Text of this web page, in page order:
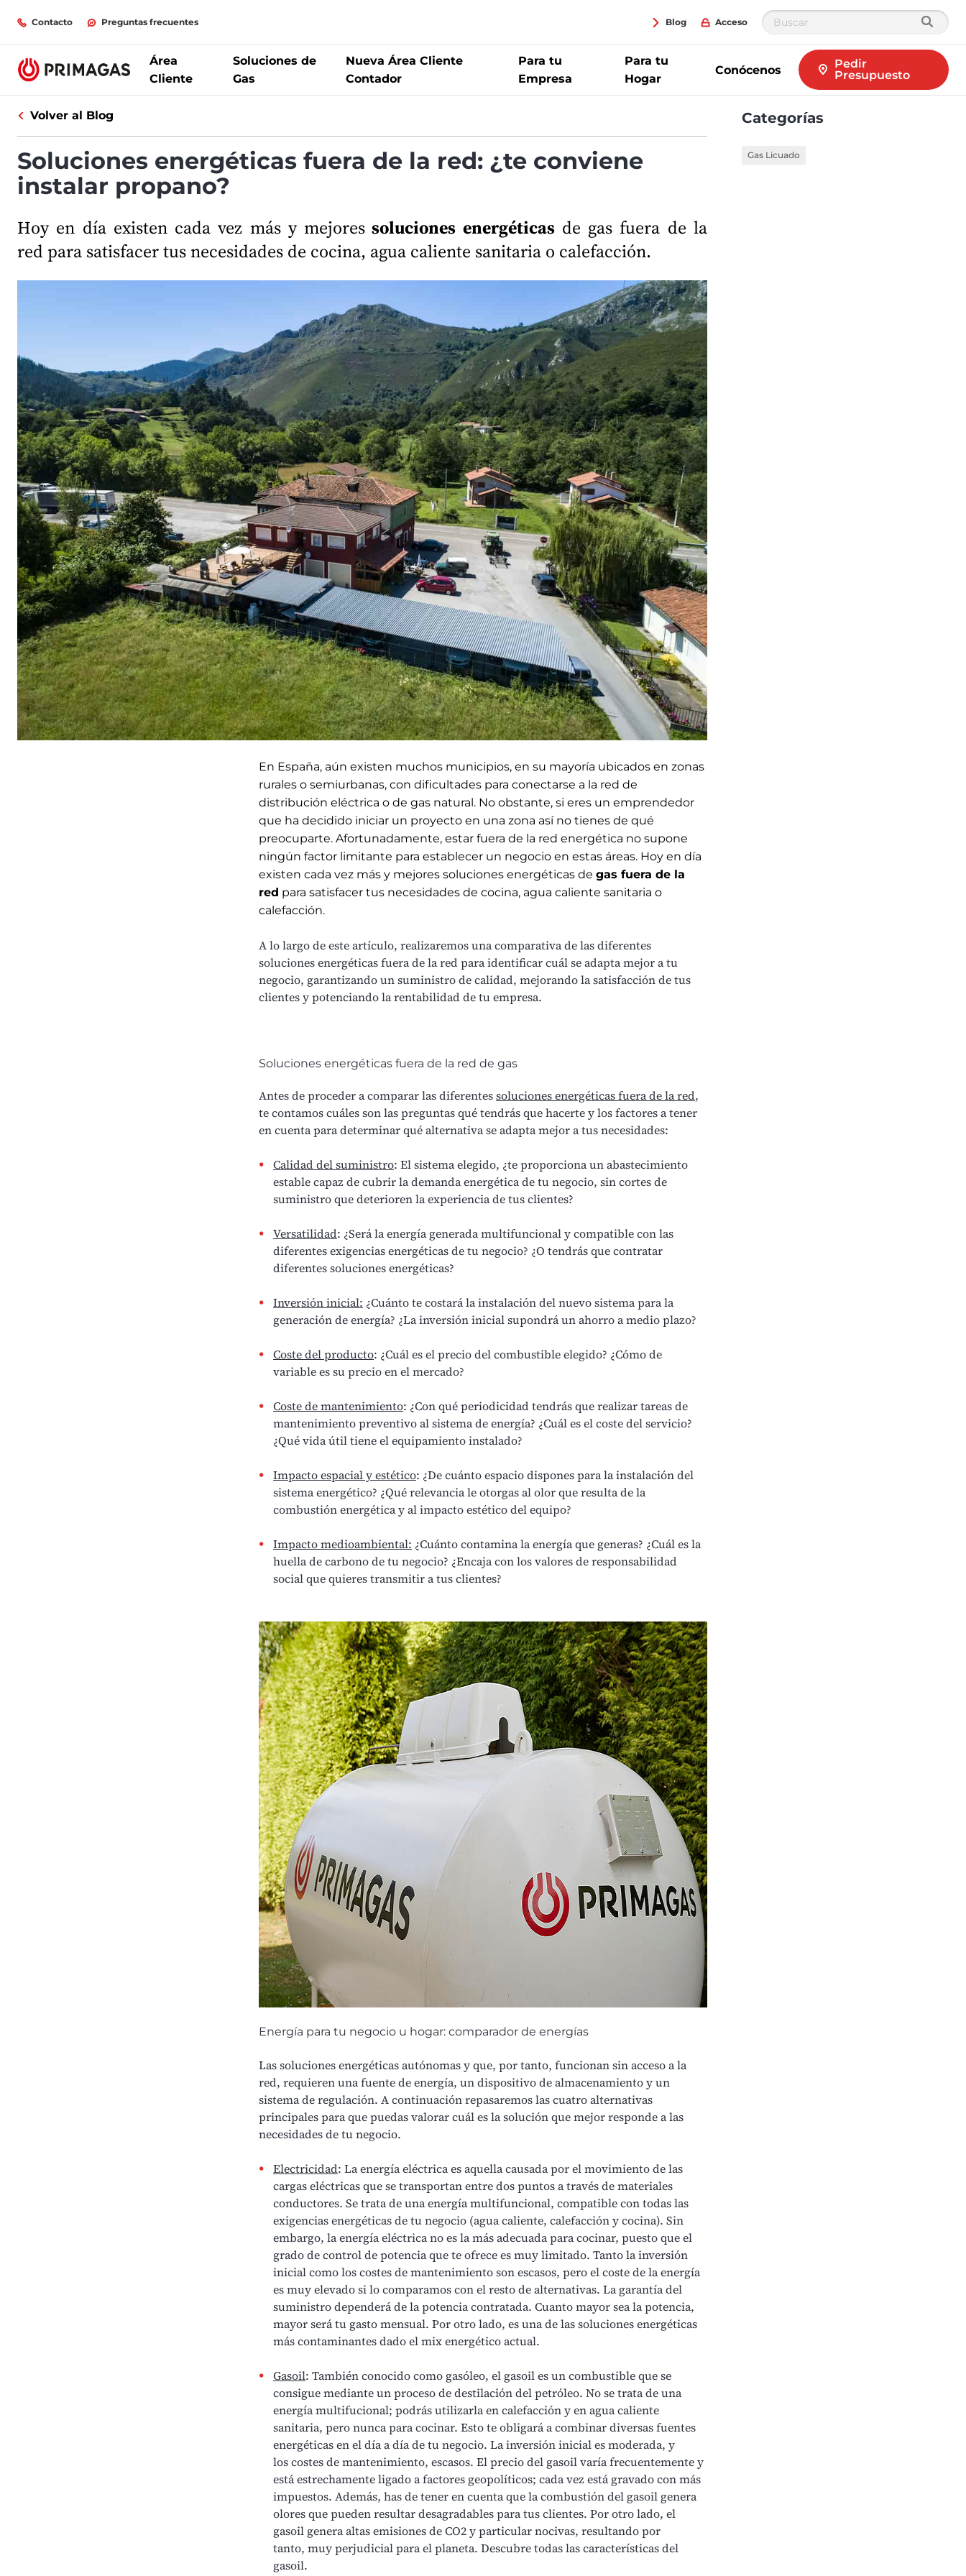
Contacto Preguntas frecuentes Blog Acceso
Área
Cliente
Soluciones de
Gas
Nueva Área Cliente
Contador
Para tu
Empresa
Para tu
Hogar
Conócenos
Pedir
Presupuesto
Volver al Blog
Soluciones energéticas fuera de la red: ¿te conviene
instalar propano?
Hoy en día existen cada vez más y mejores soluciones energéticasde gas fuera de la
red para satisfacer tus necesidades de cocina, agua caliente sanitaria o calefacción.
Categorías
Gas Licuado
En España, aún existen muchos municipios, en su mayoría ubicados en zonas
rurales o semiurbanas, con dificultades para conectarse a la red de
distribución eléctrica o de gas natural. No obstante, si eres un emprendedor
que ha decidido iniciar un proyecto en una zona así no tienes de qué
preocuparte. Afortunadamente, estar fuera de la red energética no supone
ningún factor limitante para establecer un negocio en estas áreas. Hoy en día
existen cada vez más y mejores soluciones energéticas de gas fuera de la
red para satisfacer tus necesidades de cocina, agua caliente sanitaria o
calefacción.
A lo largo de este artículo, realizaremos una comparativa de las diferentes
soluciones energéticas fuera de la red para identificar cuál se adapta mejor a tu
negocio, garantizando un suministro de calidad, mejorando la satisfacción de tus
clientes y potenciando la rentabilidad de tu empresa.
Soluciones energéticas fuera de la red de gas
Antes de proceder a comparar las diferentessoluciones energéticas fuera de la red,
te contamos cuáles son las preguntas qué tendrás que hacerte y los factores a tener
en cuenta para determinar qué alternativa se adapta mejor a tus necesidades:
Calidad del suministro: El sistema elegido, ¿te proporciona un abastecimiento
estable capaz de cubrir la demanda energética de tu negocio, sin cortes de
suministro que deterioren la experiencia de tus clientes?
Versatilidad: ¿Será la energía generada multifuncional y compatible con las
diferentes exigencias energéticas de tu negocio? ¿O tendrás que contratar
diferentes soluciones energéticas?
Inversión inicial: ¿Cuánto te costará la instalación del nuevo sistema para la
generación de energía? ¿La inversión inicial supondrá un ahorro a medio plazo?
Coste del producto: ¿Cuál es el precio del combustible elegido? ¿Cómo de
variable es su precio en el mercado?
Coste de mantenimiento: ¿Con qué periodicidad tendrás que realizar tareas de
mantenimiento preventivo al sistema de energía? ¿Cuál es el coste del servicio?
¿Qué vida útil tiene el equipamiento instalado?
Impacto espacial y estético: ¿De cuánto espacio dispones para la instalación del
sistema energético? ¿Qué relevancia le otorgas al olor que resulta de la
combustión energética y al impacto estético del equipo?
Impacto medioambiental: ¿Cuánto contamina la energía que generas? ¿Cuál es la
huella de carbono de tu negocio? ¿Encaja con los valores de responsabilidad
social que quieres transmitir a tus clientes?
Energía para tu negocio u hogar: comparador de energías
Las soluciones energéticas autónomas y que, por tanto, funcionan sin acceso a la
red, requieren una fuente de energía, un dispositivo de almacenamiento y un
sistema de regulación. A continuación repasaremos las cuatro alternativas
principales para que puedas valorar cuál es la solución que mejor responde a las
necesidades de tu negocio.
Electricidad: La energía eléctrica es aquella causada por el movimiento de las
cargas eléctricas que se transportan entre dos puntos a través de materiales
conductores. Se trata de una energía multifuncional, compatible con todas las
exigencias energéticas de tu negocio (agua caliente, calefacción y cocina). Sin
embargo, la energía eléctrica no es la más adecuada para cocinar, puesto que el
grado de control de potencia que te ofrece es muy limitado. Tanto la inversión
inicial como los costes de mantenimiento son escasos, pero el coste de la energía
es muy elevado si lo comparamos con el resto de alternativas. La garantía del
suministro dependerá de la potencia contratada. Cuanto mayor sea la potencia,
mayor será tu gasto mensual. Por otro lado, es una de las soluciones energéticas
más contaminantes dado el mix energético actual.
Gasoil: También conocido como gasóleo, el gasoil es un combustible que se
consigue mediante un proceso de destilación del petróleo. No se trata de una
energía multifucional; podrás utilizarla en calefacción y en agua caliente
sanitaria, pero nunca para cocinar. Esto te obligará a combinar diversas fuentes
energéticas en el día a día de tu negocio. La inversión inicial es moderada, y
los costes de mantenimiento, escasos. El precio del gasoil varía frecuentemente y
está estrechamente ligado a factores geopolíticos; cada vez está gravado con más
impuestos. Además, has de tener en cuenta que la combustión del gasoil genera
olores que pueden resultar desagradables para tus clientes. Por otro lado, el
gasoil genera altas emisiones de CO2 y particular nocivas, resultando por
tanto, muy perjudicial para el planeta. Descubretodas las características del
gasoil.